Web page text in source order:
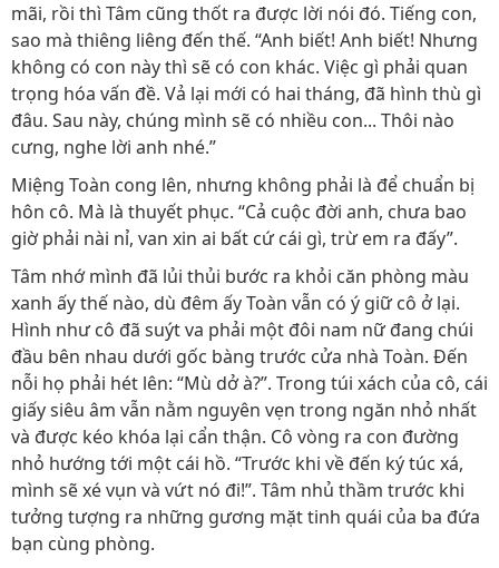
mãi, rồi thì Tâm cũng thốt ra được lời nói đó. Tiếng con,
sao mà thiêng liêng đến thế. “Anh biết! Anh biết! Nhưng
không có con này thì sẽ có con khác. Việc gì phải quan
trọng hóa vấn đề. Vả lại mới có hai tháng, đã hình thù gì
đâu. Sau này, chúng mình sẽ có nhiều con... Thôi nào
cưng, nghe lời anh nhé.”
Miệng Toàn cong lên, nhưng không phải là để chuẩn bị
hôn cô. Mà là thuyết phục. “Cả cuộc đời anh, chưa bao
giờ phải nài nỉ, van xin ai bất cứ cái gì, trừ em ra đấy”.
Tâm nhớ mình đã lủi thủi bước ra khỏi căn phòng màu
xanh ấy thế nào, dù đêm ấy Toàn vẫn có ý giữ cô ở lại.
Hình như cô đã suýt va phải một đôi nam nữ đang chúi
đầu bên nhau dưới gốc bàng trước cửa nhà Toàn. Đến
nỗi họ phải hét lên: “Mù dở à?”. Trong túi xách của cô, cái
giấy siêu âm vẫn nằm nguyên vẹn trong ngăn nhỏ nhất
và được kéo khóa lại cẩn thận. Cô vòng ra con đường
nhỏ hướng tới một cái hồ. “Trước khi về đến ký túc xá,
mình sẽ xé vụn và vứt nó đi!”. Tâm nhủ thầm trước khi
tưởng tượng ra những gương mặt tinh quái của ba đứa
bạn cùng phòng.